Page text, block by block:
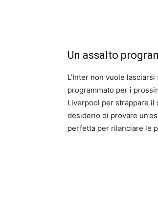
Un assalto
L’Inter non vuole
programmato per i
Liverpool per strappare il
desiderio di provare
perfetta per rilanciare le